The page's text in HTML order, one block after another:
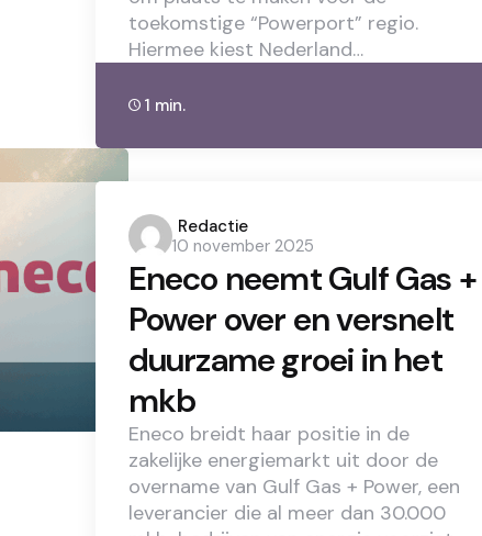
toekomstige “Powerport” regio.
Hiermee kiest Nederland…
1 min.
Posted
by
Redactie
10 november 2025
Eneco neemt Gulf Gas +
Power over en versnelt
duurzame groei in het
mkb
Eneco breidt haar positie in de
zakelijke energiemarkt uit door de
overname van Gulf Gas + Power, een
leverancier die al meer dan 30.000